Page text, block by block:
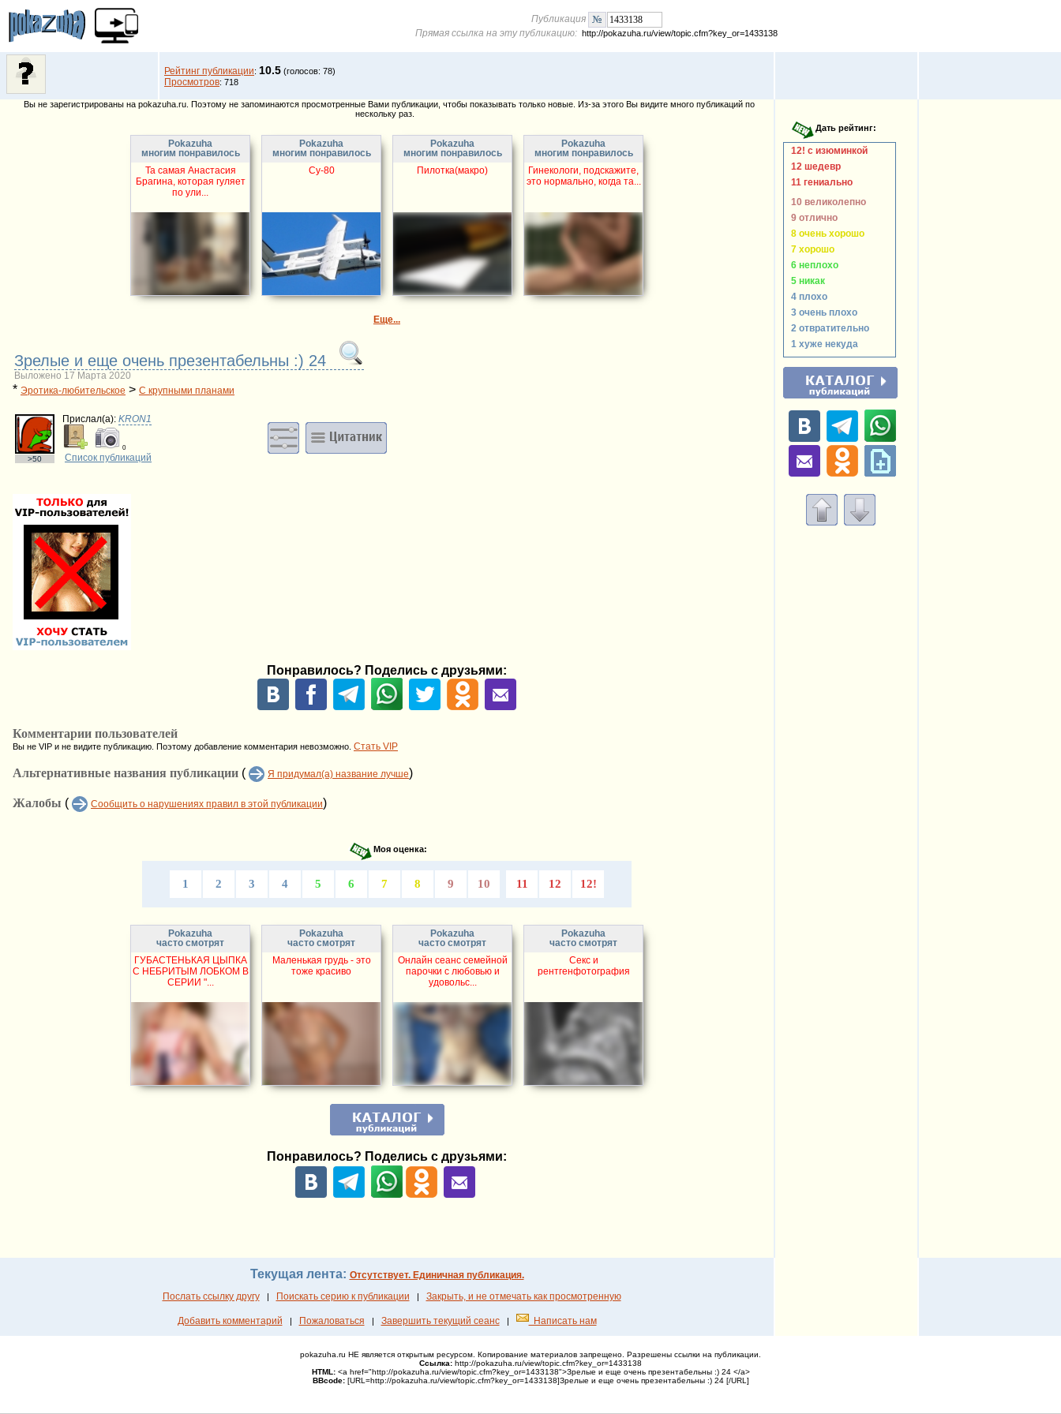
Публикация
Прямая ссылка на эту публикацию: http://pokazuha.ru/view/topic.cfm?key_or=1433138
Рейтинг публикации: 10.5 (голосов: 78)
Просмотров: 718
Вы не зарегистрированы на pokazuha.ru. Поэтому не запоминаются просмотренные Вами публикации, чтобы показывать только новые. Из-за этого Вы видите много публикаций по
нескольку раз.
Pokazuha
многим понравилось
Та самая Анастасия
Брагина, которая гуляет
по ули...
Pokazuha
многим понравилось
Су-80
Pokazuha
многим понравилось
Пилотка(макро)
Pokazuha
многим понравилось
Гинекологи, подскажите,
это нормально, когда та...
Еще...
Зрелые и еще очень презентабельны :) 24
Выложено 17 Марта 2020
* Эротика-любительское > С крупными планами
>50
Прислал(a): KRON1
0
Список публикаций
Понравилось? Поделись с друзьями:
Комментарии пользователей
Вы не VIP и не видите публикацию. Поэтому добавление комментария невозможно. Стать VIP
Альтернативные названия публикации ( Я придумал(а) название лучше)
Жалобы ( Сообщить о нарушениях правил в этой публикации)
Моя оценка:
1 2 3 4 5 6 7 8 9 10 11 12 12!
Pokazuha
часто смотрят
ГУБАСТЕНЬКАЯ ЦЫПКА
С НЕБРИТЫМ ЛОБКОМ В
СЕРИИ "...
Pokazuha
часто смотрят
Маленькая грудь - это
тоже красиво
Pokazuha
часто смотрят
Онлайн сеанс семейной
парочки с любовью и
удовольс...
Pokazuha
часто смотрят
Секс и
рентгенфотография
Понравилось? Поделись с друзьями:
12! с изюминкой
12 шедевр
11 гениально
10 великолепно
9 отлично
8 очень хорошо
7 хорошо
6 неплохо
5 никак
4 плохо
3 очень плохо
2 отвратительно
1 хуже некуда
Текущая лента: Отсутствует. Единичная публикация.
Послать ссылку другу| Поискать серию к публикации | Закрыть, и не отмечать как просмотренную
Добавить комментарий | Пожаловаться | Завершить текущий сеанс| Написать нам
pokazuha.ru НЕ является открытым ресурсом. Копирование материалов запрещено. Разрешены ссылки на публикации.
Ссылка: http://pokazuha.ru/view/topic.cfm?key_or=1433138
HTML:<a href="http://pokazuha.ru/view/topic.cfm?key_or=1433138">Зрелые и еще очень презентабельны :) 24 </a>
ВВcode:[URL=http://pokazuha.ru/view/topic.cfm?key_or=1433138]Зрелые и еще очень презентабельны :) 24 [/URL]